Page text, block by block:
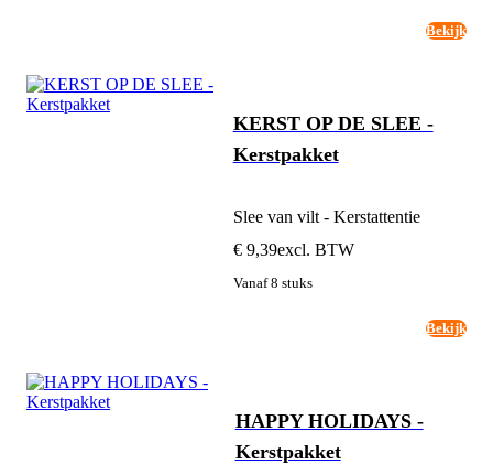
Bekijk
KERST OP DE SLEE -
Kerstpakket
Slee van vilt - Kerstattentie
€ 9,39excl. BTW
Vanaf 8 stuks
Bekijk
HAPPY HOLIDAYS -
Kerstpakket